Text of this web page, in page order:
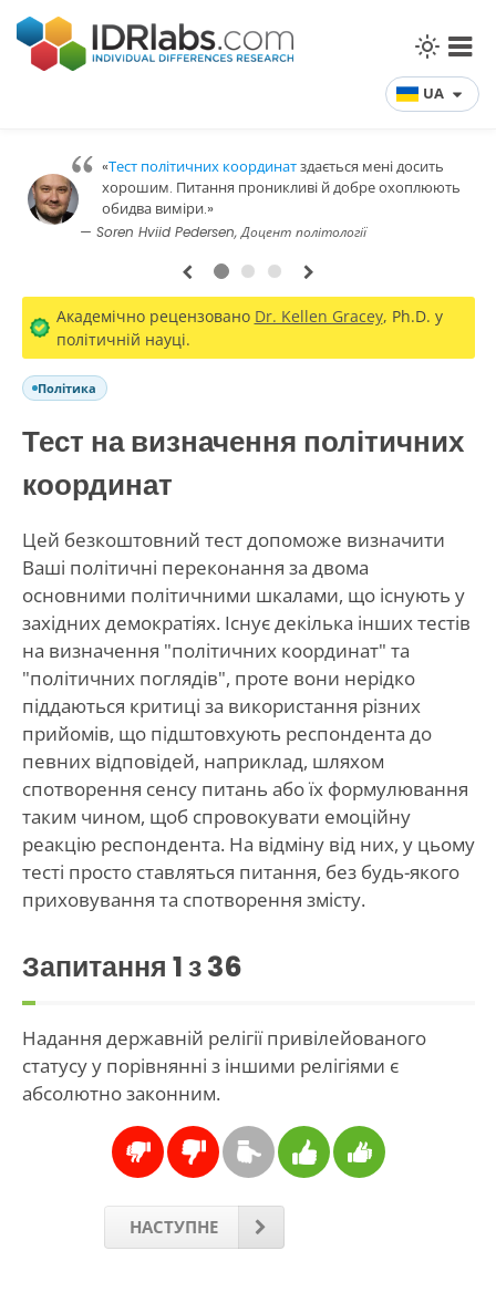
UA
«Тест політичних координатздається мені досить
хорошим. Питання проникливі й добре охоплюють
обидва виміри.»
— Soren Hviid Pedersen, Доцент політології
2 3
Академічно рецензовано Dr. Kellen Gracey, Ph.D. у
політичній науці.
Політика
Тест на визначення політичних
координат
Цей безкоштовний тест допоможе визначити
Ваші політичні переконання за двома
основними політичними шкалами, що існують у
західних демократіях. Існує декілька інших тестів
на визначення "політичних координат" та
"політичних поглядів", проте вони нерідко
піддаються критиці за використання різних
прийомів, що підштовхують респондента до
певних відповідей, наприклад, шляхом
спотворення сенсу питань або їх формулювання
таким чином, щоб спровокувати емоційну
реакцію респондента. На відміну від них, у цьому
тесті просто ставляться питання, без будь-якого
приховування та спотворення змісту.
Запитання 1з 36
Надання державній релігії привілейованого
статусу у порівнянні з іншими релігіями є
абсолютно законним.
НАСТУПНЕ